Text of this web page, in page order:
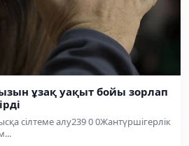
ұзақ уақыт бойы зорлап
сілтеме алу239 0 0Жантүршігерлік